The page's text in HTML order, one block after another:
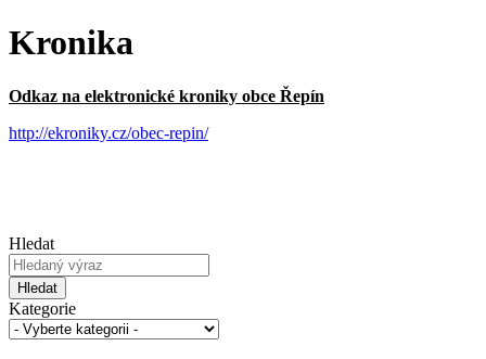
Kronika
Odkaz na elektronické kroniky obce Řepín
http://ekroniky.cz/obec-repin/
Hledat
Hledat
Kategorie